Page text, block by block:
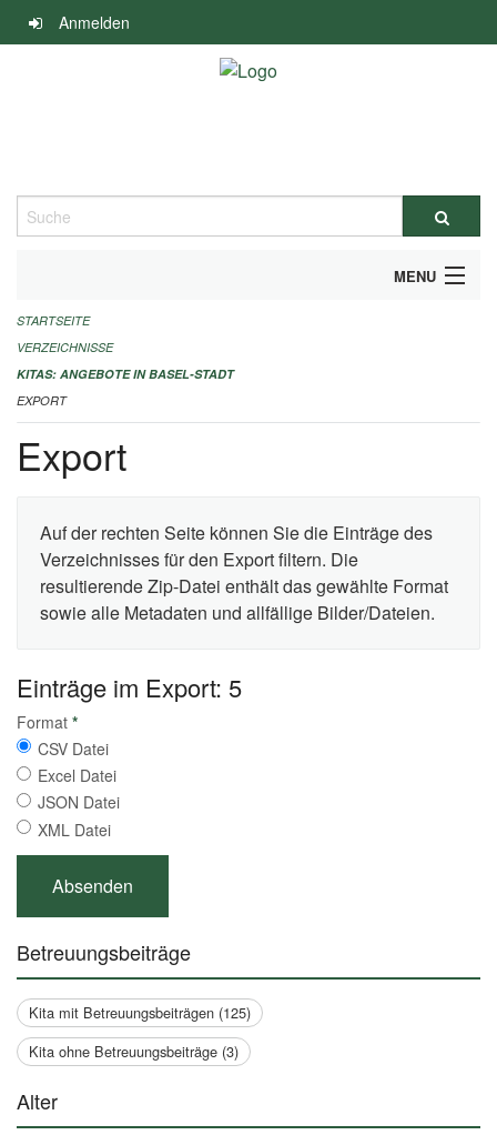
Navigation
überspringen
Anmelden
Suche
MENU
ALLGEMEINE INFORMATIONEN
IMPRESSUM
STARTSEITE
VERZEICHNISSE
KITAS: ANGEBOTE IN BASEL-STADT
EXPORT
Export
Auf der rechten Seite können Sie die Einträge des
Verzeichnisses für den Export filtern. Die
resultierende Zip-Datei enthält das gewählte Format
sowie alle Metadaten und allfällige Bilder/Dateien.
Einträge im Export: 5
Format *
CSV Datei
Excel Datei
JSON Datei
XML Datei
Betreuungsbeiträge
Kita mit Betreuungsbeiträgen (125)
Kita ohne Betreuungsbeiträge (3)
Alter